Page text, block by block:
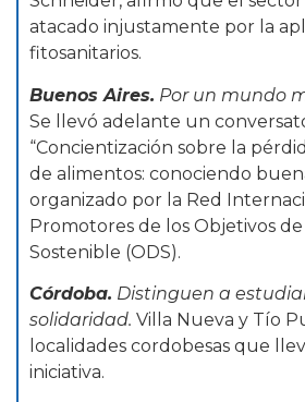
atacado injustamente por la
fitosanitarios.
Buenos Aires. Por un mundo
Se llevó adelante un
“Concientización sobre la
de alimentos: conociendo
organizado por la Red
Promotores de los Objetivos
Sostenible (ODS).
Córdoba. Distinguen a
solidaridad. Villa Nueva y Tío
localidades cordobesas que
iniciativa.